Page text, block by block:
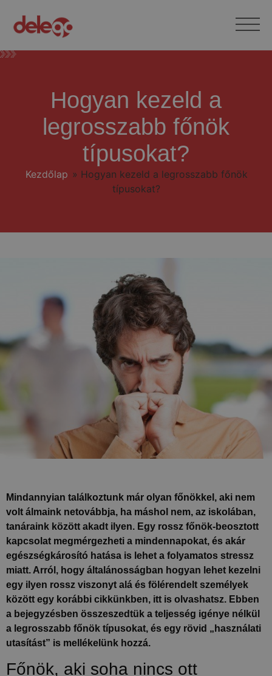
Hogyan kezeld a
legrosszabb főnök
típusokat?
Kezdőlap » Hogyan kezeld a legrosszabb főnök
típusokat?
Mindannyian találkoztunk már olyan főnökkel, aki nem
volt álmaink netovábbja, ha máshol nem, az iskolában,
tanáraink között akadt ilyen. Egy rossz főnök-beosztott
kapcsolat megmérgezheti a mindennapokat, és akár
egészségkárosító hatása is lehet a folyamatos stressz
miatt. Arról, hogy általánosságban hogyan lehet kezelni
egy ilyen rossz viszonyt alá és fölérendelt személyek
között egy korábbi cikkünkben, itt is olvashatsz. Ebben
a bejegyzésben összeszedtük a teljesség igénye nélkül
a legrosszabb főnök típusokat, és egy rövid „használati
utasítást” is mellékelünk hozzá.
Főnök, aki soha nincs ott